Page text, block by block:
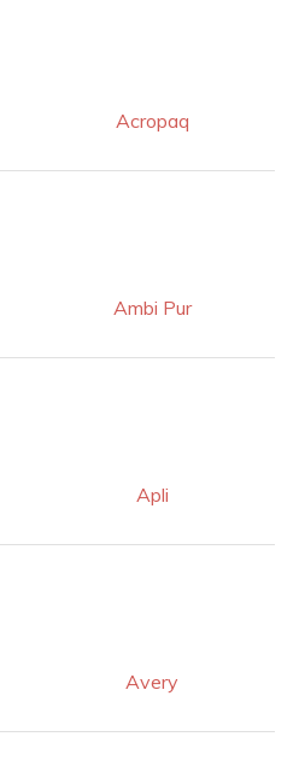
Acropaq
Ambi Pur
Apli
Avery